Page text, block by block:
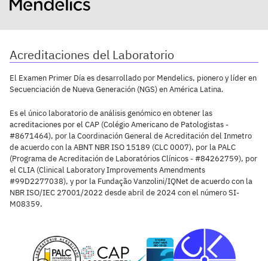
Acreditaciones del Laboratorio
El Examen Primer Día es desarrollado por Mendelics, pionero y líder en
Secuenciación de Nueva Generación (NGS) en América Latina.
Es el único laboratorio de análisis genómico en obtener las
acreditaciones por el CAP (Colégio Americano de Patologistas -
#8671464), por la Coordinación General de Acreditación del Inmetro
de acuerdo con la ABNT NBR ISO 15189 (CLC 0007), por la PALC
(Programa de Acreditación de Laboratórios Clínicos - #84262759), por
el CLIA (Clinical Laboratory Improvements Amendments
#99D2277038), y por la Fundação Vanzolini/IQNet de acuerdo con la
NBR ISO/IEC 27001/2022 desde abril de 2024 con el número SI-
M08359.